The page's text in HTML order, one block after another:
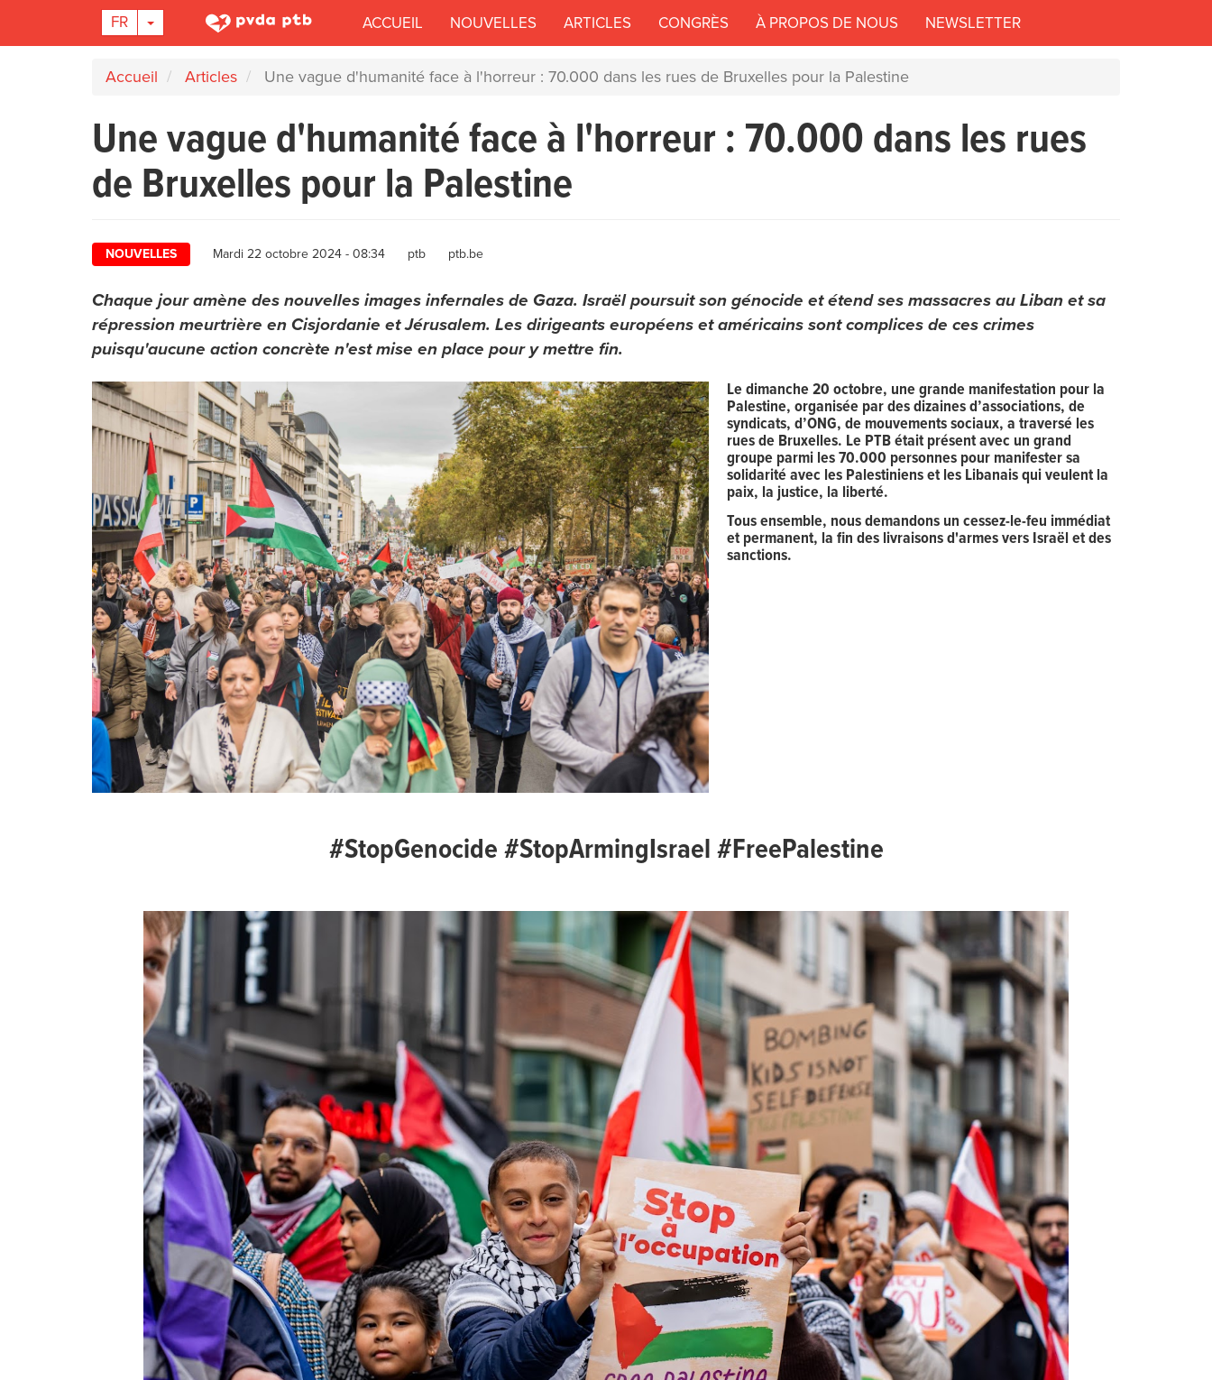
FR TOGGLE DROPDOWN
Main
navigation
ACCUEIL NOUVELLES ARTICLES CONGRÈS À PROPOS DE NOUS NEWSLETTER
Accueil Articles Une vague d'humanité face à l'horreur : 70.000 dans les rues de Bruxelles pour la Palestine
Une vague d'humanité face à l'horreur : 70.000 dans les rues
de Bruxelles pour la Palestine
NOUVELLES Mardi 22 octobre 2024 - 08:34 Author
ptb ptb.be
Chaque jour amène des nouvelles images infernales de Gaza. Israël poursuit son génocide et étend ses massacres au Liban et sa
répression meurtrière en Cisjordanie et Jérusalem. Les dirigeants européens et américains sont complices de ces crimes
puisqu'aucune action concrète n'est mise en place pour y mettre fin.
Le dimanche 20 octobre, une grande manifestation pour la
Palestine, organisée par des dizaines d’associations, de
syndicats, d’ONG, de mouvements sociaux, a traversé les
rues de Bruxelles. Le PTB était présent avec un grand
groupe parmi les 70.000 personnes pour manifester sa
solidarité avec les Palestiniens et les Libanais qui veulent la
paix, la justice, la liberté.
Tous ensemble, nous demandons un cessez-le-feu immédiat
et permanent, la fin des livraisons d'armes vers Israël et des
sanctions.
#StopGenocide #StopArmingIsrael #FreePalestine